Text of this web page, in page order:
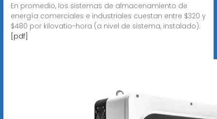
En promedio, los sistemas de almacenamiento de
energía comerciales e industriales cuestan entre $320 y
$480 por kilovatio-hora (a nivel de sistema, instalado).
[pdf]